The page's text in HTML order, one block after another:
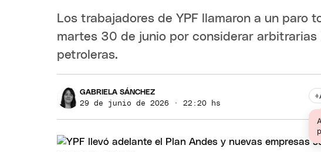
Los trabajadores de YPF llamaron a un paro
martes 30 de junio por considerar arbitrarias
petroleras.
GABRIELA SÁNCHEZ
29 de junio de 2026 · 22:20 hs
+